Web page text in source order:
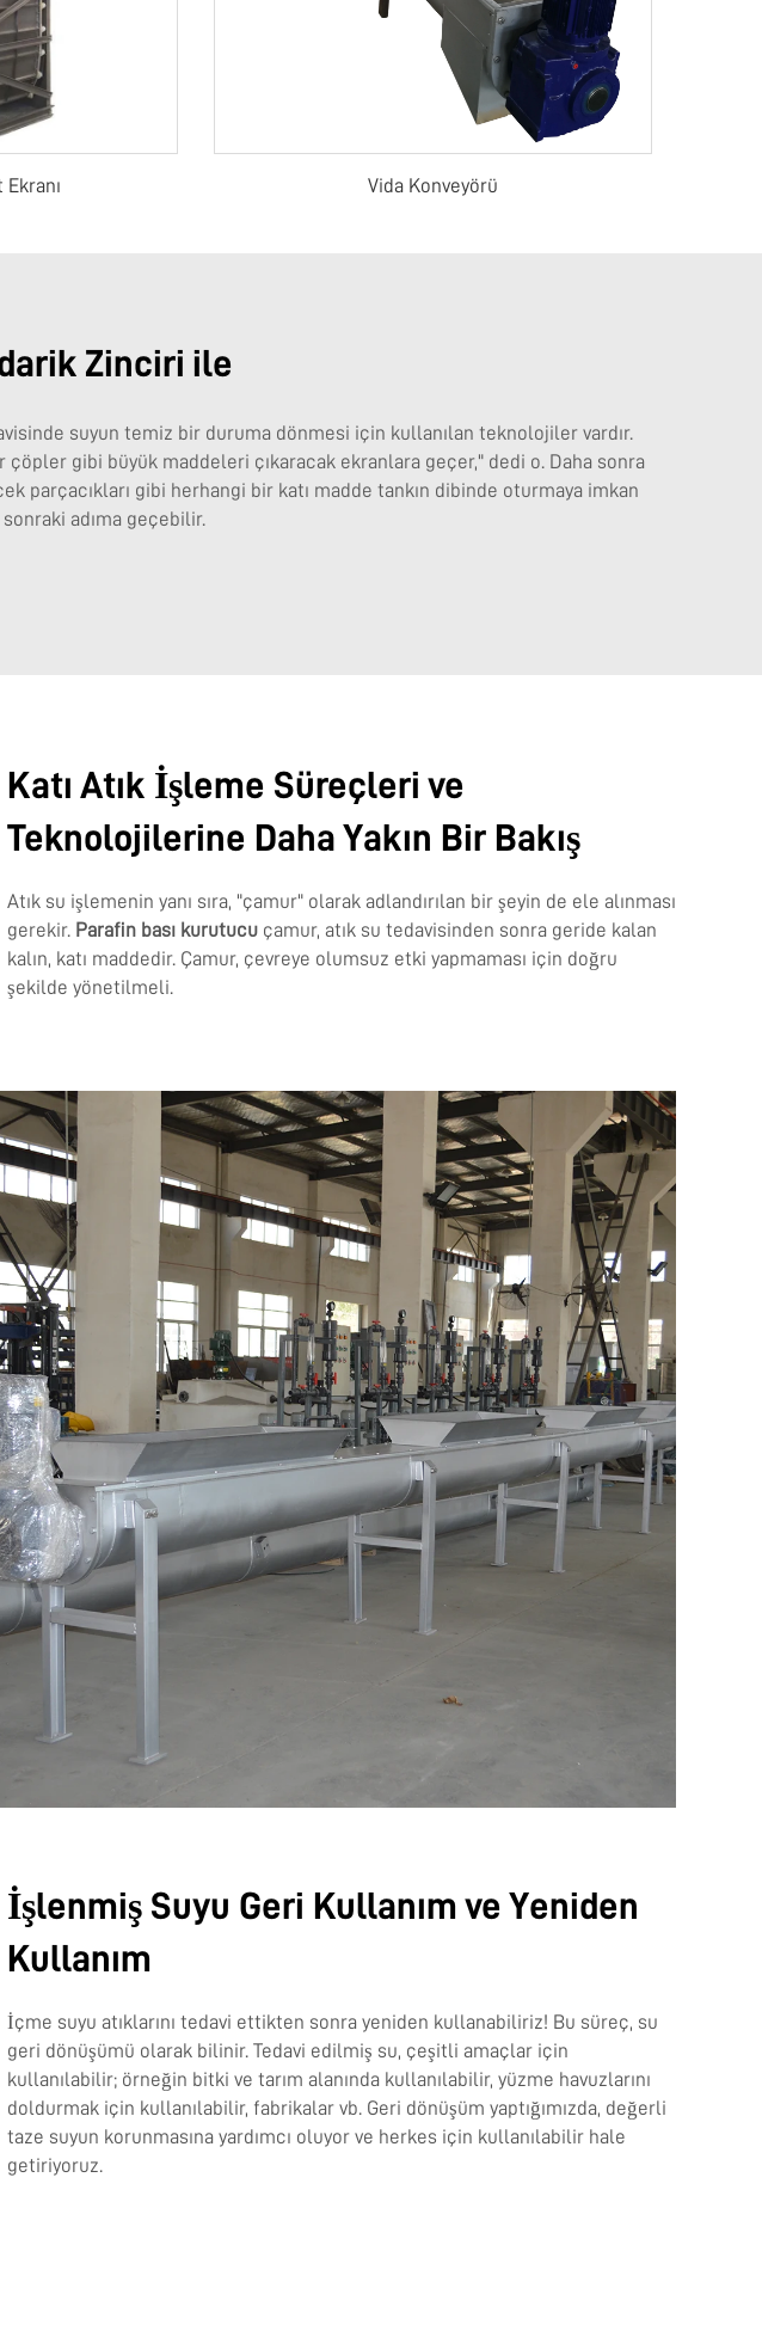
Ekranı Vida Konveyörü
Zinciri ile
suyun temiz bir duruma dönmesi için kullanılan teknolojiler vardır.
gibi büyük maddeleri çıkaracak ekranlara geçer," dedi o. Daha sonra
parçacıkları gibi herhangi bir katı madde tankın dibinde oturmaya imkan
sonraki adıma geçebilir.
Katı Atık İşleme Süreçleri ve
Teknolojilerine Daha Yakın Bir Bakış
Atık su işlemenin yanı sıra, "çamur" olarak adlandırılan bir şeyin de ele alınması
gerekir. Parafin bası kurutucu çamur, atık su tedavisinden sonra geride kalan
kalın, katı maddedir. Çamur, çevreye olumsuz etki yapmaması için doğru
şekilde yönetilmeli.
İşlenmiş Suyu Geri Kullanım ve Yeniden
Kullanım
İçme suyu atıklarını tedavi ettikten sonra yeniden kullanabiliriz! Bu süreç, su
geri dönüşümü olarak bilinir. Tedavi edilmiş su, çeşitli amaçlar için
kullanılabilir; örneğin bitki ve tarım alanında kullanılabilir, yüzme havuzlarını
doldurmak için kullanılabilir, fabrikalar vb. Geri dönüşüm yaptığımızda, değerli
taze suyun korunmasına yardımcı oluyor ve herkes için kullanılabilir hale
getiriyoruz.